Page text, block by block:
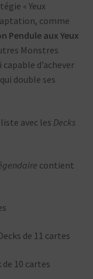
« Yeux
comme
Pendule aux Yeux
Monstres
d’achever
double ses
avec les Decks
contient
de 11 cartes
de 10 cartes